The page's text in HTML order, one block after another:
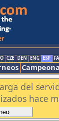
CZE DEN ENG ESP
del
hace